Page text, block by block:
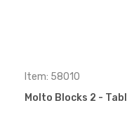
Item: 58010
Molto Blocks 2 -